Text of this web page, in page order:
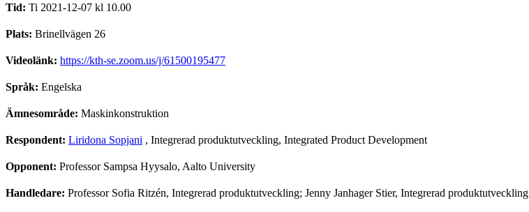
Tid: Ti 2021-12-07 kl 10.00
Plats: Brinellvägen 26
Videolänk: https://kth-se.zoom.us/j/61500195477
Språk: Engelska
Ämnesområde: Maskinkonstruktion
Respondent: Liridona Sopjani , Integrerad produktutveckling, Integrated Product Development
Opponent: Professor Sampsa Hyysalo, Aalto University
Handledare: Professor Sofia Ritzén, Integrerad produktutveckling; Jenny Janhager Stier, Integrerad produktutveckling